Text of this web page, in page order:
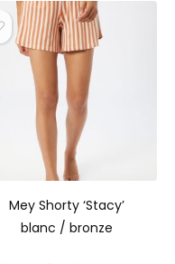
Mey Shorty ‘Stacy’
blanc / bronze